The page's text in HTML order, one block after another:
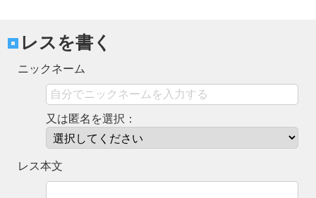
レスを書く
ニックネーム
又は匿名を選択：
レス本文